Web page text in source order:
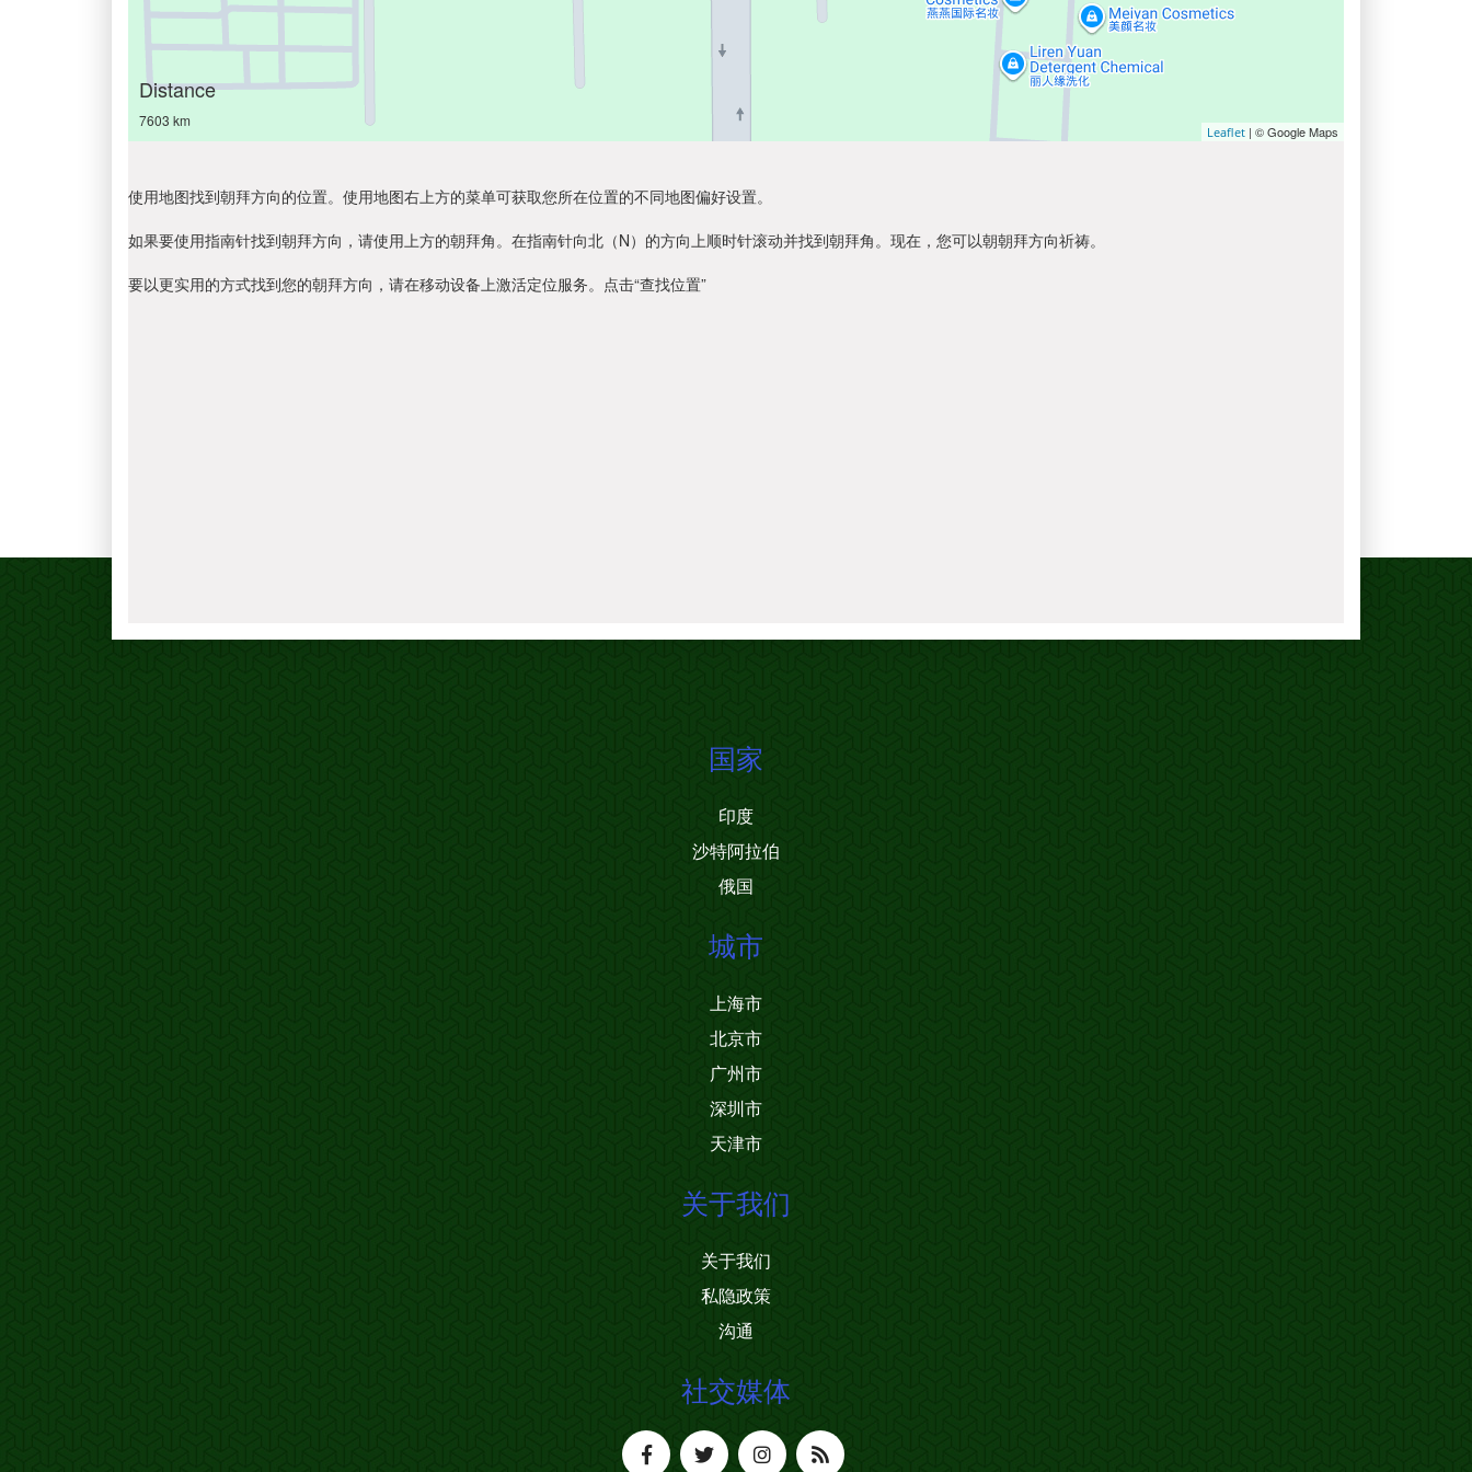
Distance
7603 km
Leaflet | © Google Maps
使用地图找到朝拜方向的位置。使用地图右上方的菜单可获取您所在位置的不同地图偏好设置。
如果要使用指南针找到朝拜方向，请使用上方的朝拜角。在指南针向北（N）的方向上顺时针滚动并找到朝拜角。现在，您可以朝朝拜方向祈祷。
要以更实用的方式找到您的朝拜方向，请在移动设备上激活定位服务。点击“查找位置”
国家
印度
沙特阿拉伯
俄国
城市
上海市
北京市
广州市
深圳市
天津市
关于我们
关于我们
私隐政策
沟通
社交媒体